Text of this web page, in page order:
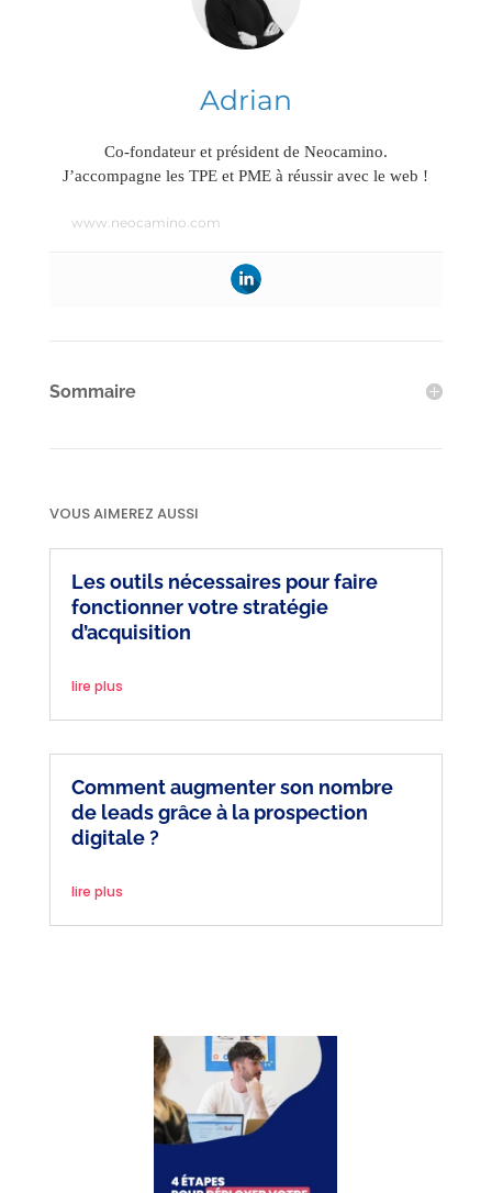
Adrian
Co-fondateur et président de Neocamino.
J’accompagne les TPE et PME à réussir avec le web !
www.neocamino.com
Sommaire
VOUS AIMEREZ AUSSI
Les outils nécessaires pour faire
fonctionner votre stratégie
d’acquisition
lire plus
Comment augmenter son nombre
de leads grâce à la prospection
digitale ?
lire plus